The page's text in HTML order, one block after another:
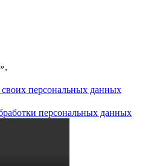
своих персональных данных
персональных данных